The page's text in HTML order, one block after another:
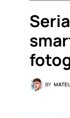
BY